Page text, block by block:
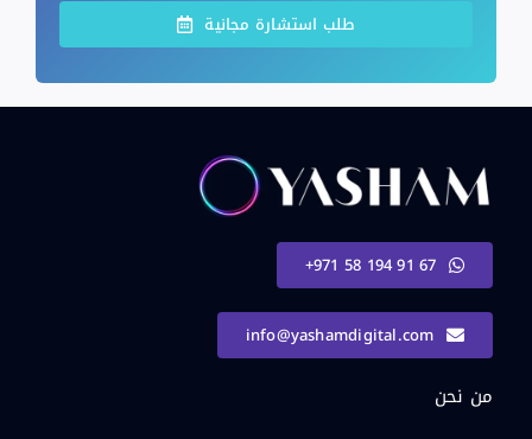
طلب استشارة مجانية
+971 58 194 91 67
info@yashamdigital.com
من نحن